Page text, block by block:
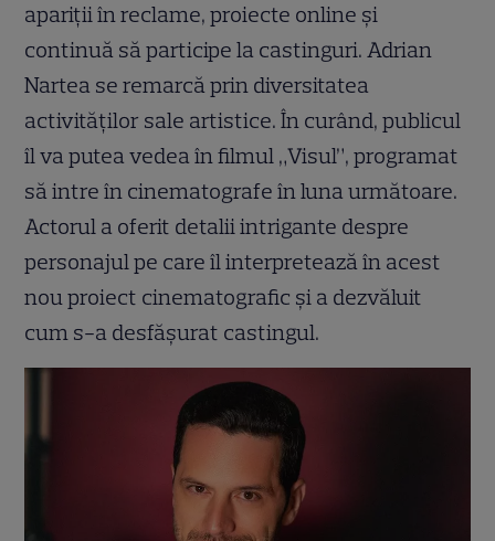
apariții în reclame, proiecte online și
continuă să participe la castinguri. Adrian
Nartea se remarcă prin diversitatea
activităților sale artistice. În curând, publicul
îl va putea vedea în filmul „Visul”, programat
să intre în cinematografe în luna următoare.
Actorul a oferit detalii intrigante despre
personajul pe care îl interpretează în acest
nou proiect cinematografic și a dezvăluit
cum s-a desfășurat castingul.